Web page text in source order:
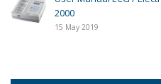
2000
15 May 2019